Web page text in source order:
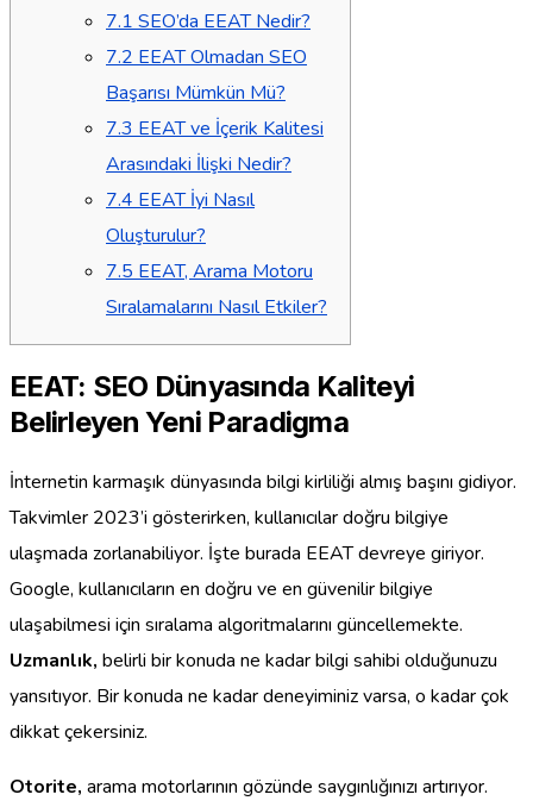
7.1 SEO’da EEAT Nedir?
7.2 EEAT Olmadan SEO
Başarısı Mümkün Mü?
7.3 EEAT ve İçerik Kalitesi
Arasındaki İlişki Nedir?
7.4 EEAT İyi Nasıl
Oluşturulur?
7.5 EEAT, Arama Motoru
Sıralamalarını Nasıl Etkiler?
EEAT: SEO Dünyasında Kaliteyi
Belirleyen Yeni Paradigma
İnternetin karmaşık dünyasında bilgi kirliliği almış başını gidiyor.
Takvimler 2023’i gösterirken, kullanıcılar doğru bilgiye
ulaşmada zorlanabiliyor. İşte burada EEAT devreye giriyor.
Google, kullanıcıların en doğru ve en güvenilir bilgiye
ulaşabilmesi için sıralama algoritmalarını güncellemekte.
Uzmanlık, belirli bir konuda ne kadar bilgi sahibi olduğunuzu
yansıtıyor. Bir konuda ne kadar deneyiminiz varsa, o kadar çok
dikkat çekersiniz.
Otorite, arama motorlarının gözünde saygınlığınızı artırıyor.